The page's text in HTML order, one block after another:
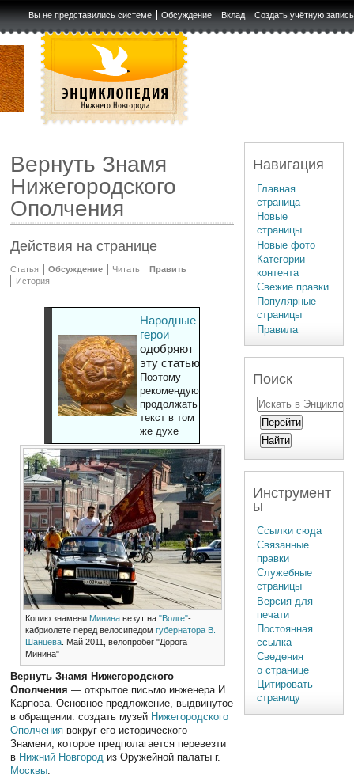
Вы не представились системе Обсуждение Вклад Создать учётную запись
Вернуть Знамя
Нижегородского
Ополчения
Действия на странице
Статья Обсуждение Читать
Править
История
Народные
герои
одобряют
эту статью
Поэтому
рекомендуют
продолжать
текст в том
же духе
Копию знамени Мининавезут на "Волге"-
кабриолете перед велосипедом губернатора В.
Шанцева. Май 2011, велопробег "Дорога
Минина"
Вернуть Знамя Нижегородского
Ополчения — открытое письмо инженера И.
Карпова. Основное предложение, выдвинутое
в обращении: создать музей Нижегородского
Ополчения вокруг его исторического
Знамени, которое предполагается перевезти
в Нижний Новгород из Оружейной палаты г.
Москвы.
Навигация
Главная
страница
Новые
страницы
Новые фото
Категории
контента
Свежие правки
Популярные
страницы
Правила
Поиск
Инструмент
ы
Ссылки сюда
Связанные
правки
Служебные
страницы
Версия для
печати
Постоянная
ссылка
Сведения
о странице
Цитировать
страницу